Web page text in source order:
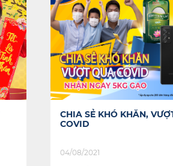
CỠ NÀO CŨNG TRÚNG
07/02/2022